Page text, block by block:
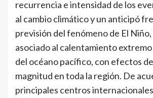
recurrencia e intensidad de los
al cambio climático y un anticipó
previsión del fenómeno de El
asociado al calentamiento extremo
del océano pacífico, con efectos
magnitud en toda la región. De
principales centros